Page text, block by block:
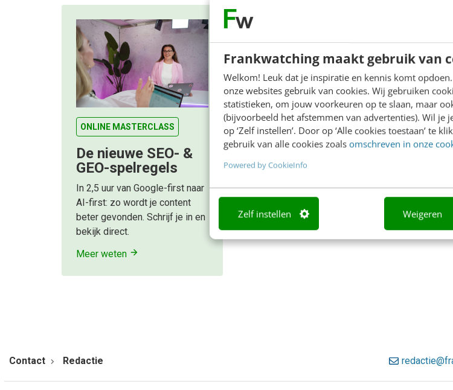
Frankwatching maakt gebruik van
Welkom! Leuk dat je inspiratie en kennis komt
onze websites gebruik van cookies. Wij gebruiken
statistieken, om jouw voorkeuren op te slaan, maar
(bijvoorbeeld het afstemmen van advertenties). Wil je
op ‘Zelf instellen’. Door op ‘Alle cookies toestaan’ te
gebruik van alle cookies zoals omschreven in onze
Powered by CookieInfo
Zelf instellen Weigeren
ONLINE MASTERCLASS
De nieuwe SEO- &
GEO-spelregels
In 2,5 uur van Google-first naar
AI-first: zo wordt je content
beter gevonden. Schrijf je in en
bekijk direct.
Meer weten
Contact Redactie